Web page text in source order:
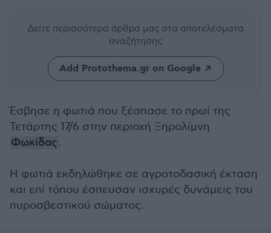
Δείτε περισσότερα άρθρα μας στα αποτελέσματα
αναζήτησης
Add Protothema.gr on Google
Έσβησε η φωτιά που ξέσπασε το πρωί της
Τετάρτης 17/6 στην περιοχή Ξηρολίμνη
Φωκίδας.
Η φωτιά εκδηλώθηκε σε αγροτοδασική έκταση
και επί τόπου έσπευσαν ισχυρές δυνάμεις του
πυροσβεστικού σώματος.